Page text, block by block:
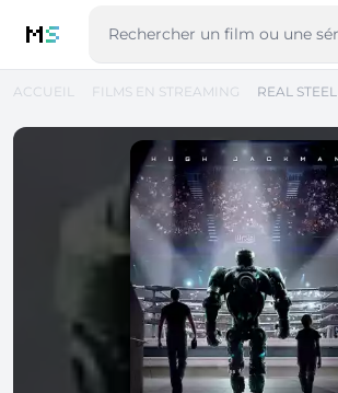
MS
ACCUEIL FILMS EN STREAMING REAL STEEL